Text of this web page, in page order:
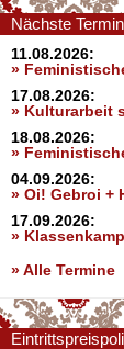
Nächste
11.08.2026:
»
17.08.2026:
» Kulturarbeit
18.08.2026:
»
04.09.2026:
» Oi! Gebroi +
17.09.2026:
»
» Alle Termine